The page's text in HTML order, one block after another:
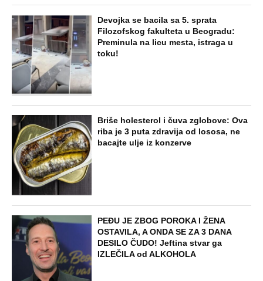
Devojka se bacila sa 5. sprata
Filozofskog fakulteta u Beogradu:
Preminula na licu mesta, istraga u
toku!
Briše holesterol i čuva zglobove: Ova
riba je 3 puta zdravija od lososa, ne
bacajte ulje iz konzerve
PEĐU JE ZBOG POROKA I ŽENA
OSTAVILA, A ONDA SE ZA 3 DANA
DESILO ČUDO! Jeftina stvar ga
IZLEČILA od ALKOHOLA